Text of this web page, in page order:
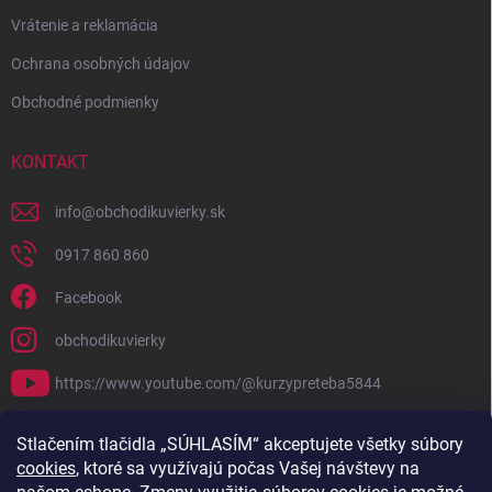
Stlačením tlačidla „SÚHLASÍM“ akceptujete všetky súbory
cookies, ktoré sa využívajú počas Vašej návštevy na
Vrátenie a reklamácia
Ochrana osobných údajov
Obchodné podmienky
KONTAKT
info@obchodikuvierky.sk
0917 860 860
Facebook
obchodikuvierky
https://www.youtube.com/@kurzypreteba5844
PRIJÍMAME ONLINE PLATBY